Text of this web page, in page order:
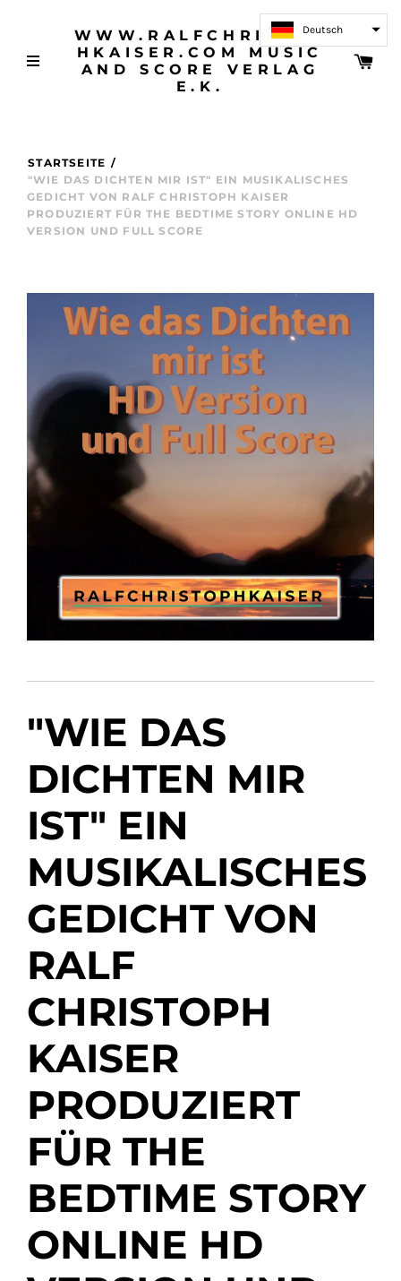
WWW.RALFCHRISTOP
HKAISER.COM MUSIC
AND SCORE VERLAG
E.K.
STARTSEITE /
"WIE DAS DICHTEN MIR IST" EIN MUSIKALISCHES
GEDICHT VON RALF CHRISTOPH KAISER
PRODUZIERT FÜR THE BEDTIME STORY ONLINE HD
VERSION UND FULL SCORE
"WIE DAS
DICHTEN MIR
IST" EIN
MUSIKALISCHES
GEDICHT VON
RALF
CHRISTOPH
KAISER
PRODUZIERT
FÜR THE
BEDTIME STORY
ONLINE HD
Deutsch